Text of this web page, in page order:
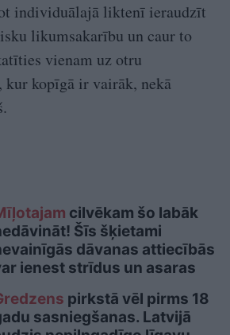
individuālajā liktenī ieraudzīt
likumsakarību un caur to
vienam uz otru
kur kopīgā ir vairāk, nekā
cilvēkam šo labāk
Šīs šķietami
dāvanas attiecībās
ienest strīdus un asaras
pirkstā vēl pirms 18
sasniegšanas. Latvijā